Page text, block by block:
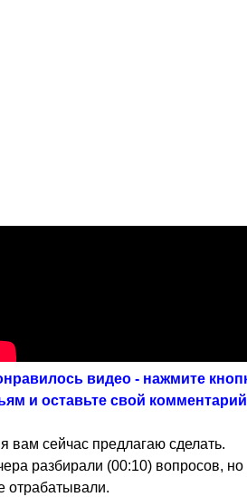
видео - нажмите
и оставьте свой
я вам сейчас предлагаю сделать.
разбирали (00:10) вопросов,
отрабатывали.